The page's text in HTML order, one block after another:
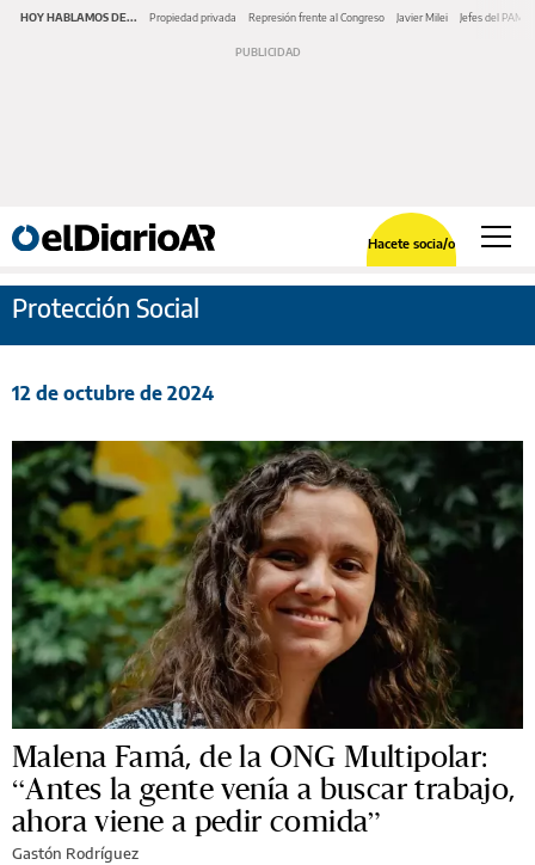
HOY HABLAMOS DE... Propiedad privada Represión frente al Congreso Javier Milei Jefes del PAMI
Hacete socia/o
Protección Social
12 de octubre de 2024
Malena Famá, de la ONG Multipolar:
“Antes la gente venía a buscar trabajo,
ahora viene a pedir comida”
Gastón Rodríguez